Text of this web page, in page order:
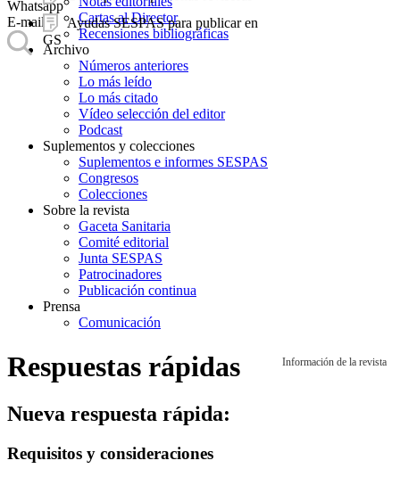
Ayudas SESPAS para publicar en
GS
Whatsapp
E-mail
Cartas al Director
Recensiones bibliográficas
Archivo
Números anteriores
Lo más leído
Lo más citado
Vídeo selección del editor
Podcast
Suplementos y colecciones
Suplementos e informes SESPAS
Congresos
Colecciones
Sobre la revista
Gaceta Sanitaria
Comité editorial
Junta SESPAS
Patrocinadores
Publicación continua
Prensa
Comunicación
Información de la revista
Respuestas rápidas
Nueva respuesta rápida:
Requisitos y consideraciones